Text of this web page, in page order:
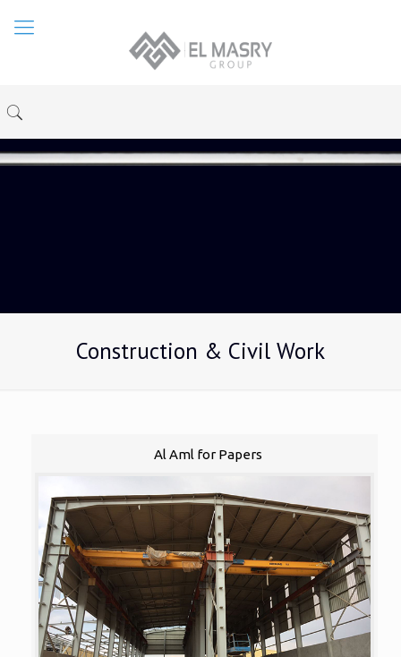
Construction & Civil Work
Al Aml for Papers